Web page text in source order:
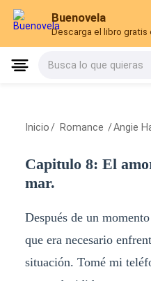
Buenovela
Descarga el libro gratis
Busca lo que quieras
Inicio / Romance /Angie
Capitulo 8: El
mar.
Después de un
que era necesario
situación. Tomé mi